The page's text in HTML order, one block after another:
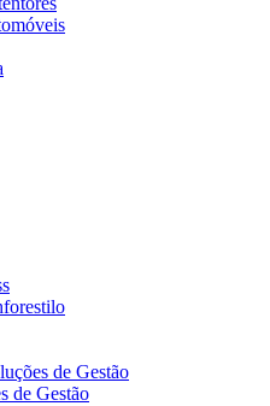
de Gestão
de Gestão